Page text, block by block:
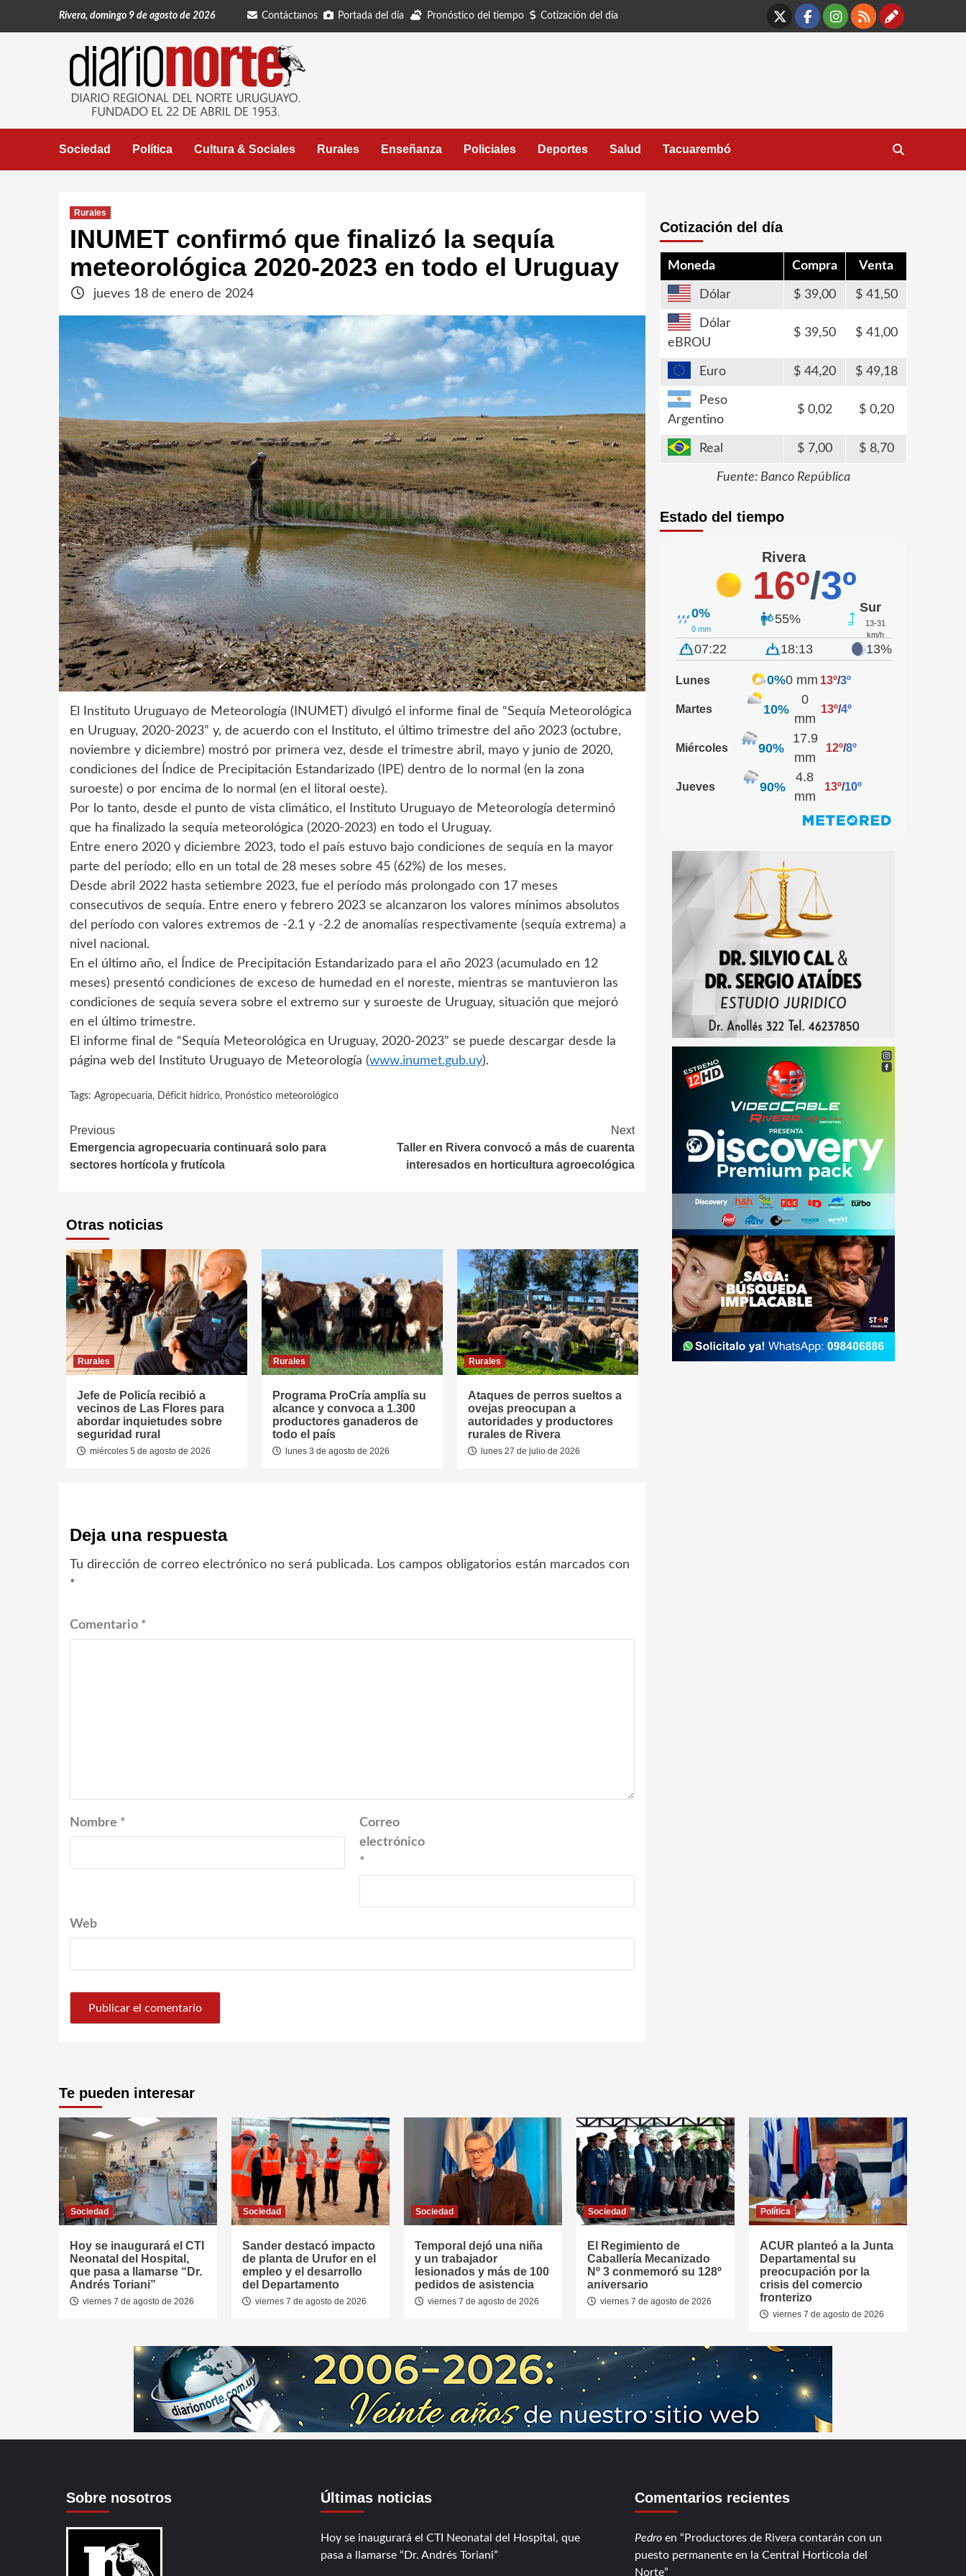
Rivera, domingo 9 de agosto de 2026 Contáctanos Portada del día Pronóstico del tiempo Cotización del día
X Facebook
Instagram
RSS
Sociedad Política Cultura & Sociales Rurales Enseñanza Policiales Deportes Salud Tacuarembó
Rurales
INUMET confirmó que finalizó la sequía
meteorológica 2020-2023 en todo el Uruguay
jueves 18 de enero de 2024
El Instituto Uruguayo de Meteorología (INUMET) divulgó el informe final de “Sequía Meteorológica
en Uruguay, 2020-2023” y, de acuerdo con el Instituto, el último trimestre del año 2023 (octubre,
noviembre y diciembre) mostró por primera vez, desde el trimestre abril, mayo y junio de 2020,
condiciones del Índice de Precipitación Estandarizado (IPE) dentro de lo normal (en la zona
suroeste) o por encima de lo normal (en el litoral oeste).
Por lo tanto, desde el punto de vista climático, el Instituto Uruguayo de Meteorología determinó
que ha finalizado la sequía meteorológica (2020-2023) en todo el Uruguay.
Entre enero 2020 y diciembre 2023, todo el país estuvo bajo condiciones de sequía en la mayor
parte del período; ello en un total de 28 meses sobre 45 (62%) de los meses.
Desde abril 2022 hasta setiembre 2023, fue el período más prolongado con 17 meses
consecutivos de sequía. Entre enero y febrero 2023 se alcanzaron los valores mínimos absolutos
del período con valores extremos de -2.1 y -2.2 de anomalías respectivamente (sequía extrema) a
nivel nacional.
En el último año, el Índice de Precipitación Estandarizado para el año 2023 (acumulado en 12
meses) presentó condiciones de exceso de humedad en el noreste, mientras se mantuvieron las
condiciones de sequía severa sobre el extremo sur y suroeste de Uruguay, situación que mejoró
en el último trimestre.
El informe final de “Sequía Meteorológica en Uruguay, 2020-2023” se puede descargar desde la
página web del Instituto Uruguayo de Meteorología (www.inumet.gub.uy).
Tags: Agropecuaria, Déficit hídrico, Pronóstico meteorológico
Continue
Reading
Previous
Emergencia agropecuaria continuará solo para
sectores hortícola y frutícola
Next
Taller en Rivera convocó a más de cuarenta
interesados en horticultura agroecológica
Otras noticias
Rurales
Jefe de Policía recibió a
vecinos de Las Flores para
abordar inquietudes sobre
seguridad rural
miércoles 5 de agosto de 2026
Rurales
Programa ProCría amplía su
alcance y convoca a 1.300
productores ganaderos de
todo el país
lunes 3 de agosto de 2026
Rurales
Ataques de perros sueltos a
ovejas preocupan a
autoridades y productores
rurales de Rivera
lunes 27 de julio de 2026
Deja una respuesta
Tu dirección de correo electrónico no será publicada. Los campos obligatorios están marcados con
*
Comentario *
Nombre *
Correo
electrónico
*
Web
Cotización del día
Moneda Compra Venta
Dólar 39,00 41,50
Dólar
eBROU
39,50 41,00
Euro 44,20 49,18
Peso
Argentino
0,02 0,20
Real 7,00 8,70
Fuente: Banco República
Estado del tiempo
Rivera
16º/3º
0%
0 mm
55%
Sur
13-31
km/h
07:22 18:13 13%
Lunes 0%0 mm 13º/3º
Martes 10%
0
mm
13º/4º
Miércoles 90%
17.9
mm
12º/8º
Jueves 90%
4.8
mm
13º/10º
Te pueden interesar
Sociedad
Hoy se inaugurará el CTI
Neonatal del Hospital,
que pasa a llamarse “Dr.
Andrés Toriani”
viernes 7 de agosto de 2026
Sociedad
Sander destacó impacto
de planta de Urufor en el
empleo y el desarrollo
del Departamento
viernes 7 de agosto de 2026
Sociedad
Temporal dejó una niña
y un trabajador
lesionados y más de 100
pedidos de asistencia
viernes 7 de agosto de 2026
Sociedad
El Regimiento de
Caballería Mecanizado
Nº 3 conmemoró su 128º
aniversario
viernes 7 de agosto de 2026
Política
ACUR planteó a la Junta
Departamental su
preocupación por la
crisis del comercio
fronterizo
viernes 7 de agosto de 2026
Sobre nosotros Últimas noticias
Hoy se inaugurará el CTI Neonatal del Hospital, que
pasa a llamarse “Dr. Andrés Toriani”
Comentarios recientes
Pedroen
Productores de Rivera contarán con un
puesto permanente en la Central Hortícola del
Norte